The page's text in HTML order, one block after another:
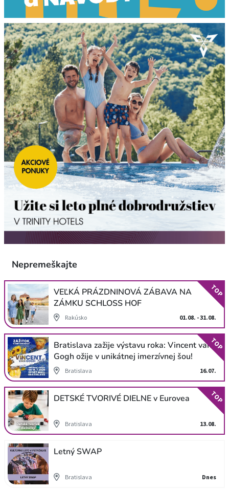
Nepremeškajte
VEĽKÁ PRÁZDNINOVÁ ZÁBAVA NA
ZÁMKU SCHLOSS HOF
Rakúsko 01.08. - 31.08.
TOP
Bratislava zažije výstavu roka: Vincent van
Gogh ožije v unikátnej imerzívnej šou!
Bratislava 16.07.
TOP
DETSKÉ TVORIVÉ DIELNE v Eurovea
Bratislava 13.08.
TOP
Letný SWAP
Bratislava Dnes